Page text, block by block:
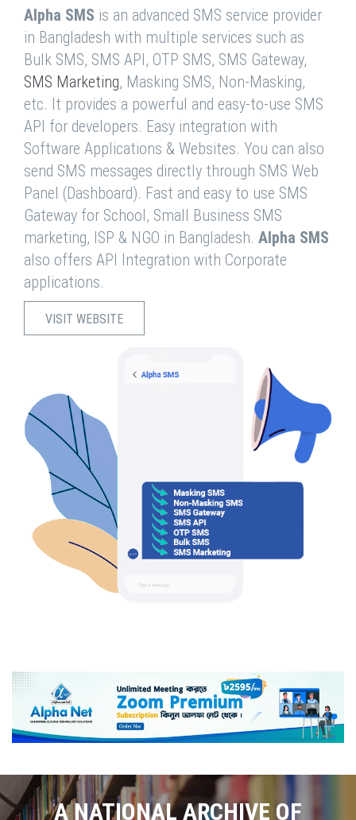
Alpha SMS is an advanced SMS service provider
in Bangladesh with multiple services such as
Bulk SMS, SMS API, OTP SMS, SMS Gateway,
SMS Marketing, Masking SMS, Non-Masking,
etc. It provides a powerful and easy-to-use SMS
API for developers. Easy integration with
Software Applications & Websites. You can also
send SMS messages directly through SMS Web
Panel (Dashboard). Fast and easy to use SMS
Gateway for School, Small Business SMS
marketing, ISP & NGO in Bangladesh. Alpha SMS
also offers API Integration with Corporate
applications.
VISIT WEBSITE
A NATIONAL ARCHIVE OF